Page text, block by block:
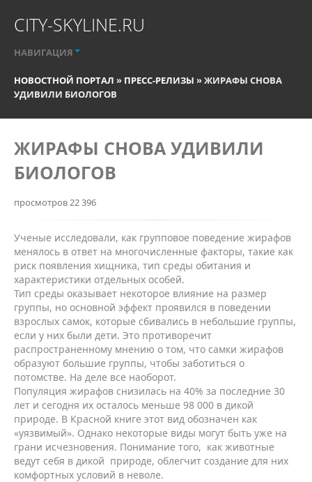
CITY-SKYLINE.RU
НАВИГАЦИЯ
НОВОСТНОЙ ПОРТАЛ » ПРЕСС-РЕЛИЗЫ » ЖИРАФЫ СНОВА
УДИВИЛИ БИОЛОГОВ
ЖИРАФЫ СНОВА УДИВИЛИ
БИОЛОГОВ
просмотров 22 396
Ученые исследовали, как групповое поведение жирафов
менялось в ответ на многочисленные факторы, такие как
риск появления хищника, тип среды обитания и
характеристики отдельных особей.
Тип среды оказывает некоторое влияние на размер
группы, но основной эффект проявился в поведении
взрослых самок, которые сбивались в небольшие группы,
если у них были дети. Это противоречит
распространенному мнению о том, что самки жирафов
образуют большие группы, чтобы заботиться о
потомстве. На деле все наоборот.
Популяция жирафов снизилась на 40% за последние 30
лет и сегодня их осталось меньше 98 000 в дикой
природе. В Красной книге этот вид обозначен как
«уязвимый». Однако некоторые виды могут быть уже на
грани исчезновения. Понимание того, как животные
ведут себя в дикой природе, облегчит создание для них
комфортных условий в неволе.